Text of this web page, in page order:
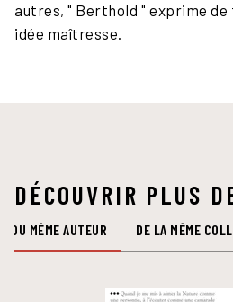
autres, " Berthold " exprime
idée maîtresse.
DÉCOUVRIR PLUS
DU MÊME AUTEUR DE LA MÊME